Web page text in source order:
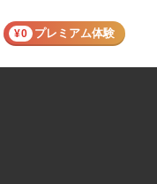
¥0 プレミアム体験